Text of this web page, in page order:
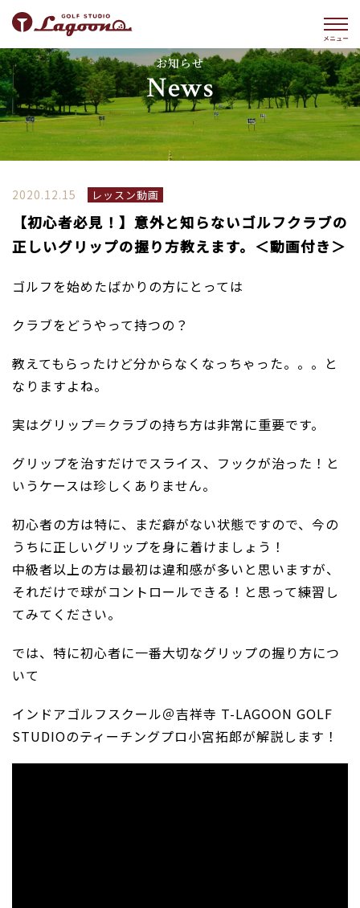
お知らせ
News
2020.12.15 レッスン動画
【初心者必見！】意外と知らないゴルフクラブの
正しいグリップの握り方教えます。＜動画付き＞
ゴルフを始めたばかりの方にとっては
クラブをどうやって持つの？
教えてもらったけど分からなくなっちゃった。。。と
なりますよね。
実はグリップ＝クラブの持ち方は非常に重要です。
グリップを治すだけでスライス、フックが治った！と
いうケースは珍しくありません。
初心者の方は特に、まだ癖がない状態ですので、今の
うちに正しいグリップを身に着けましょう！
中級者以上の方は最初は違和感が多いと思いますが、
それだけで球がコントロールできる！と思って練習し
てみてください。
では、特に初心者に一番大切なグリップの握り方につ
いて
インドアゴルフスクール＠吉祥寺 T-LAGOON GOLF
STUDIOのティーチングプロ小宮拓郎が解説します！